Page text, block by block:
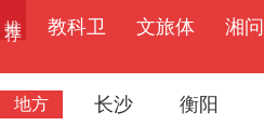
教科卫
文旅体 湘问
地方 长沙 衡阳